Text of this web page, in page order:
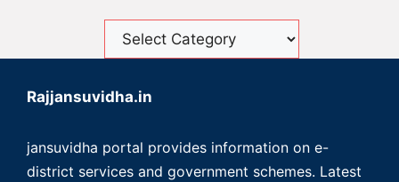
Rajjansuvidha.in
jansuvidha portal provides information on e-
district services and government schemes. Latest